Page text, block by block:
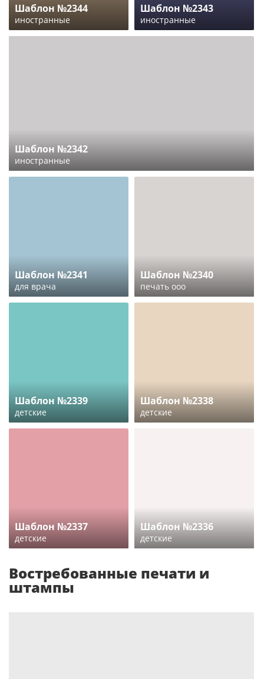
Шаблон №2344
иностранные
Шаблон №2343
иностранные
Шаблон №2342
иностранные
Шаблон №2341
для врача
Шаблон №2340
печать ооо
Шаблон №2339
детские
Шаблон №2338
детские
Шаблон №2337
детские
Шаблон №2336
детские
Востребованные печати и
штампы